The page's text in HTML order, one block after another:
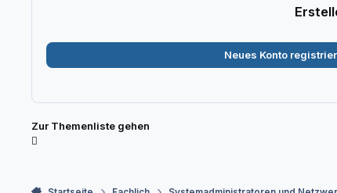
Neues Konto
Zur Themenliste gehen